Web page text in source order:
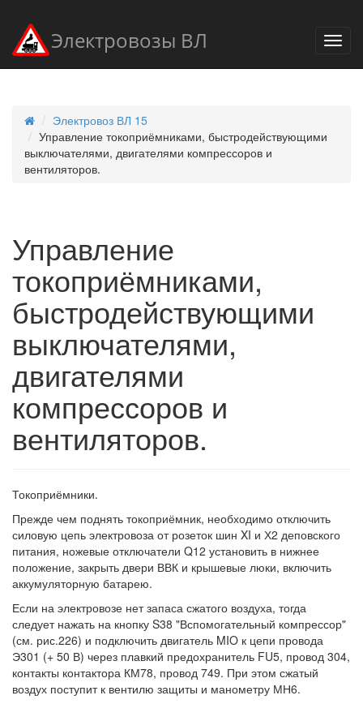
Электровозы ВЛ
Электровоз ВЛ 15
Управление токоприёмниками, быстродействующими
выключателями, двигателями компрессоров и
вентиляторов.
Управление
токоприёмниками,
быстродействующими
выключателями,
двигателями
компрессоров и
вентиляторов.
Токоприёмники.
Прежде чем поднять токоприёмник, необходимо отключить
силовую цепь электровоза от розеток шин XI и Х2 деповского
питания, ножевые отключатели Q12 установить в нижнее
положение, закрыть двери ВВК и крышевые люки, включить
аккумуляторную батарею.
Если на электровозе нет запаса сжатого воздуха, тогда
следует нажать на кнопку S38 "Вспомогательный компрессор"
(см. рис.226) и подключить двигатель MIO к цепи провода
Э301 (+ 50 В) через плавкий предохранитель FU5, провод 304,
контакты контактора КМ78, провод 749. При этом сжатый
воздух поступит к вентилю защиты и манометру МН6.